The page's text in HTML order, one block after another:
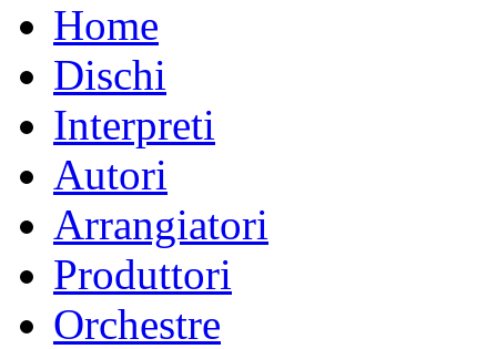
Home
Dischi
Interpreti
Autori
Arrangiatori
Produttori
Orchestre